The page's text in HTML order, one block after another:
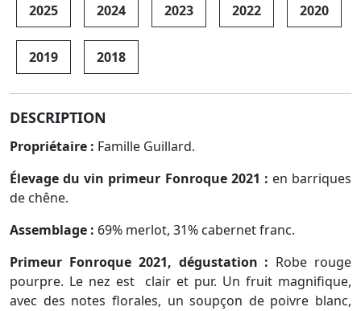
2025 2024 2023 2022 2020
2019 2018
DESCRIPTION
Propriétaire : Famille Guillard.
Élevage du vin primeur Fonroque 2021 : en barriques
de chêne.
Assemblage : 69% merlot, 31% cabernet franc.
Primeur Fonroque 2021, dégustation : Robe rouge
pourpre. Le nez est clair et pur. Un fruit magnifique,
avec des notes florales, un soupçon de poivre blanc,